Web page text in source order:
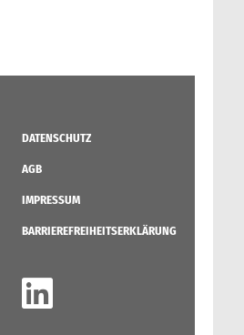
DATENSCHUTZ
AGB
IMPRESSUM
BARRIEREFREIHEITSERKLÄRUNG